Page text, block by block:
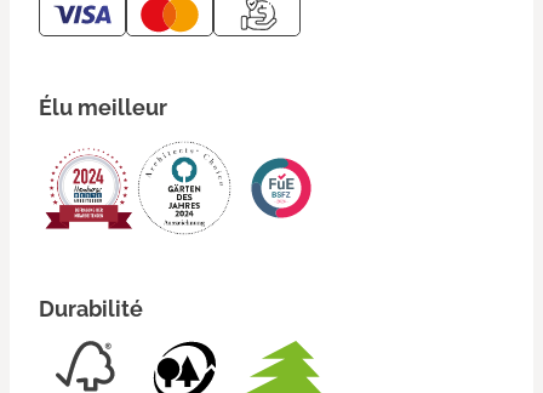
Élu meilleur
Durabilité